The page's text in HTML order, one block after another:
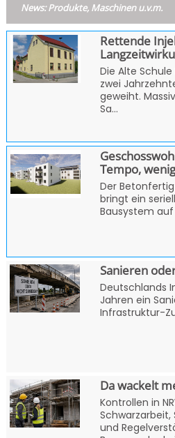
News: Produkte, Maschinen u.v.m.
Rettende
Die Alte
zwei
geweiht.
Sa...
Tempo,
Der
bringt ein
Bausystem auf
Sanieren
Deutschlands
Jahren ein
Infrastruktur-
Da wackelt
Kontrollen in
und